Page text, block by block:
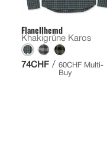
Flanellhemd
Khakigrüne Karos
74CHF / 60CHF Multi-
Buy